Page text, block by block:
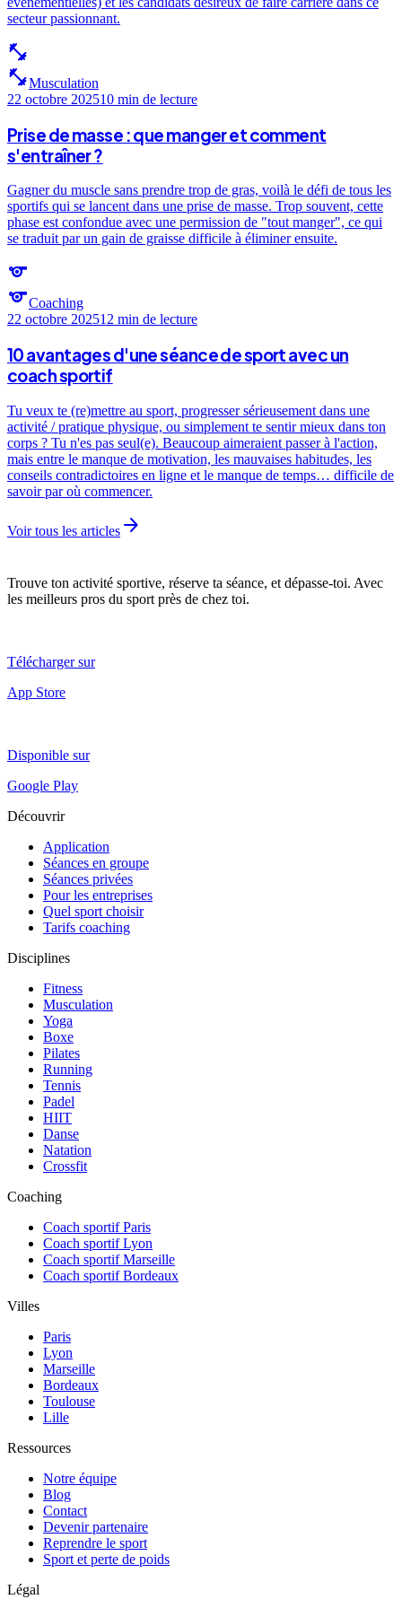
secteur passionnant.
fitness_center
fitness_centerMusculation
22 octobre 202510 min de lecture
Prise de masse : que manger et comment
s'entraîner ?
Gagner du muscle sans prendre trop de gras, voilà le défi de tous les
sportifs qui se lancent dans une prise de masse. Trop souvent, cette
phase est confondue avec une permission de "tout manger", ce qui
se traduit par un gain de graisse difficile à éliminer ensuite.
sports
sportsCoaching
22 octobre 202512 min de lecture
10 avantages d'une séance de sport avec un
coach sportif
Tu veux te (re)mettre au sport, progresser sérieusement dans une
activité / pratique physique, ou simplement te sentir mieux dans ton
corps ? Tu n'es pas seul(e). Beaucoup aimeraient passer à l'action,
mais entre le manque de motivation, les mauvaises habitudes, les
conseils contradictoires en ligne et le manque de temps… difficile de
savoir par où commencer.
Voir tous les articles arrow_forward
Trouve ton activité sportive, réserve ta séance, et dépasse-toi. Avec
les meilleurs pros du sport près de chez toi.
Télécharger sur
App Store
Disponible sur
Google Play
Découvrir
Application
Séances en groupe
Séances privées
Pour les entreprises
Quel sport choisir
Tarifs coaching
Disciplines
Fitness
Musculation
Yoga
Boxe
Pilates
Running
Tennis
Padel
HIIT
Danse
Natation
Crossfit
Coaching
Coach sportif Paris
Coach sportif Lyon
Coach sportif Marseille
Coach sportif Bordeaux
Villes
Paris
Lyon
Marseille
Bordeaux
Toulouse
Lille
Ressources
Notre équipe
Blog
Contact
Devenir partenaire
Reprendre le sport
Sport et perte de poids
Légal